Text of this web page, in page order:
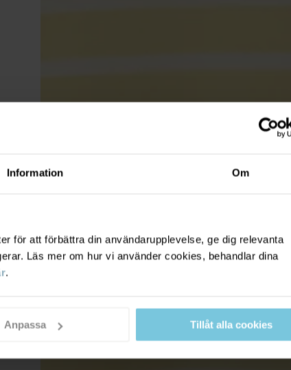
Information Om
för att förbättra din användarupplevelse, ge dig relevanta
Läs mer om hur vi använder cookies, behandlar dina
.
Anpassa Tillåt alla cookies